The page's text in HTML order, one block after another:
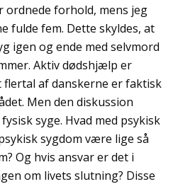
forhold, mens jeg
fulde fem. Dette skyldes, at
igen og ende med selvmord
Aktiv dødshjælp er
af danskerne er faktisk
Men den diskussion
syge. Hvad med psykisk
sygdom være lige så
Og hvis ansvar er det i
om livets slutning? Disse